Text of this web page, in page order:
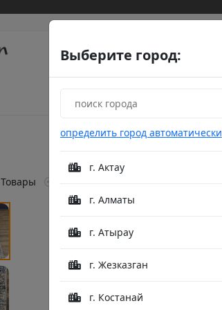
Выберите город:
определить город автоматически
г. Актау
г. Алматы
г. Атырау
г. Жезказган
г. Костанай
Товары